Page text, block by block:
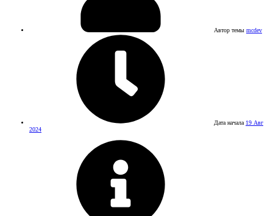
Автор темы mcdev
Дата начала 19 Авг
2024